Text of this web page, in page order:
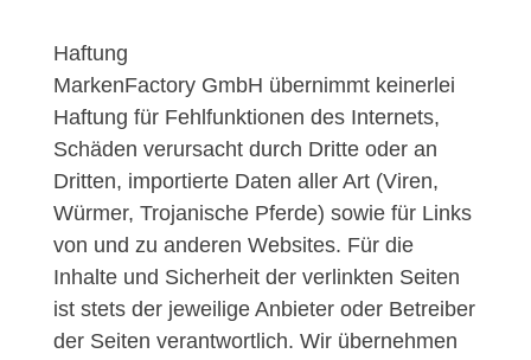
Haftung
MarkenFactory GmbH übernimmt keinerlei
Haftung für Fehlfunktionen des Internets,
Schäden verursacht durch Dritte oder an
Dritten, importierte Daten aller Art (Viren,
Würmer, Trojanische Pferde) sowie für Links
von und zu anderen Websites. Für die
Inhalte und Sicherheit der verlinkten Seiten
ist stets der jeweilige Anbieter oder Betreiber
der Seiten verantwortlich. Wir übernehmen